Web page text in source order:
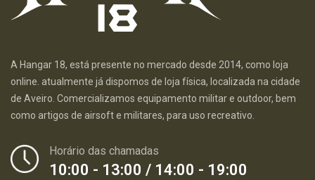
A Hangar 18, está presente no mercado desde 2014, como loja
online. atualmente já dispomos de loja física, localizada na cidade
de Aveiro. Comercializamos equipamento militar e outdoor, bem
como artigos de airsoft e militares, para uso recreativo.
Horário das chamadas
10:00 - 13:00 / 14:00 - 19:00